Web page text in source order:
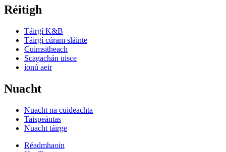
Réitigh
Táirgí K&B
Táirgí cúram sláinte
Cuimsitheach
Scagachán uisce
íonú aeir
Nuacht
Nuacht na cuideachta
Taispeántas
Nuacht táirge
Réadmhaoin